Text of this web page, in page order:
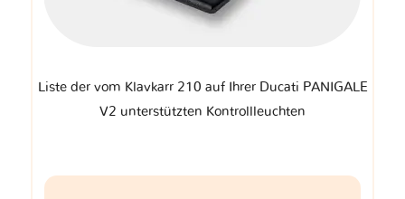
Liste der vom Klavkarr 210 auf Ihrer Ducati PANIGALE
V2 unterstützten Kontrollleuchten